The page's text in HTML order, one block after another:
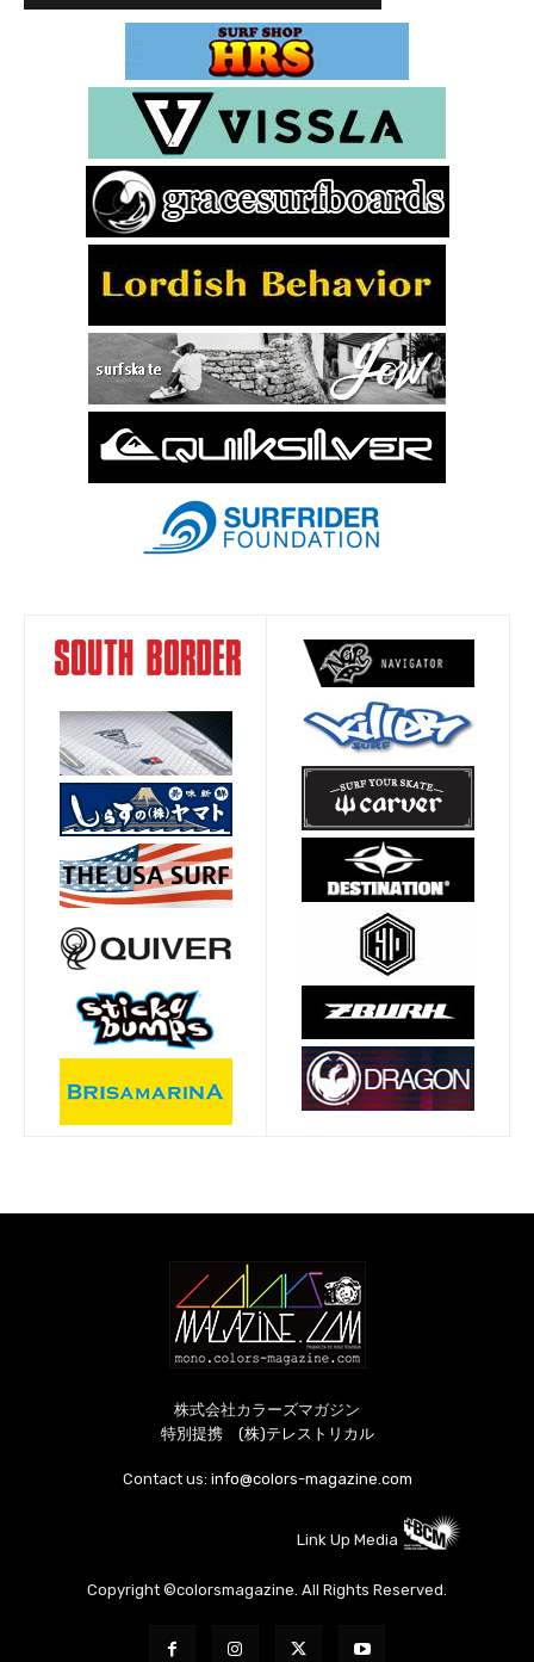
株式会社カラーズマガジン
特別提携 (株)テレストリカル
Contact us: info@colors-magazine.com
Link Up Media
Copyright ©colorsmagazine. All Rights Reserved.